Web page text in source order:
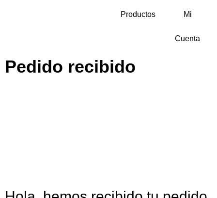
Productos Mi
Cuenta
Pedido recibido